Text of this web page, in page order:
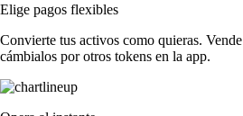
Elige pagos flexibles
Convierte tus activos como quieras.
cámbialos por otros tokens en la app.